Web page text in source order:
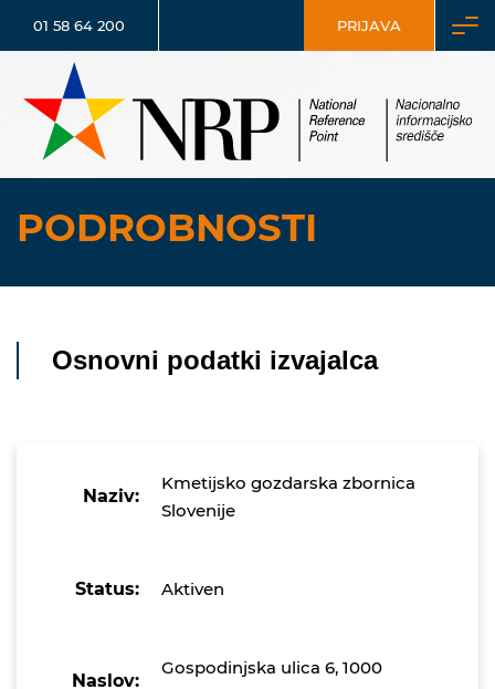
01 58 64 200 PRIJAVA
PODROBNOSTI
Osnovni podatki izvajalca
Naziv:
Kmetijsko gozdarska zbornica
Slovenije
Status: Aktiven
Naslov:
Gospodinjska ulica 6, 1000